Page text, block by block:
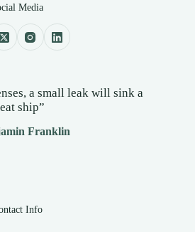
Media
a small leak will sink a
ship”
Franklin
Info